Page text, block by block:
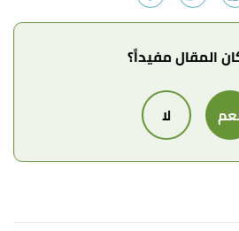
المقال مفيداً؟
لا